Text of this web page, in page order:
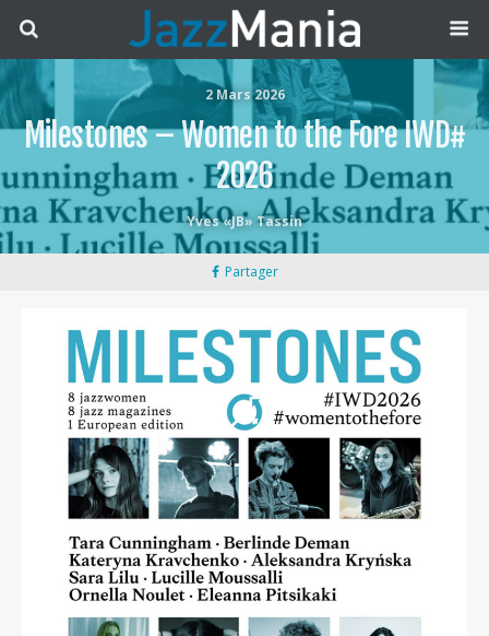
2 Mars 2026
Milestones – Women to the Fore IWD#
2026
Yves «JB» Tassin
Partager